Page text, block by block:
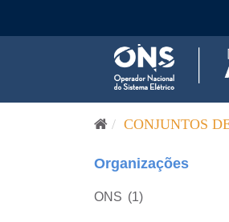
CONJUNTOS
Organizações
ONS (1)